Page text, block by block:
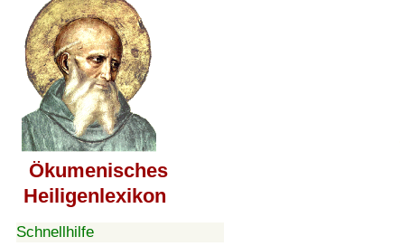
Ökumenisches
Heiligenlexikon
Schnellhilfe